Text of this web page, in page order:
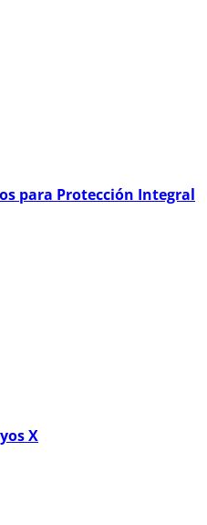
para Protección Integral
X